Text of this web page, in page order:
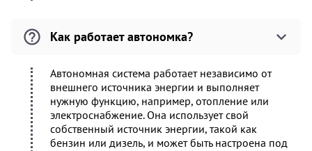
Как работает автономка?
Автономная система работает независимо от
внешнего источника энергии и выполняет
нужную функцию, например, отопление или
электроснабжение. Она использует свой
собственный источник энергии, такой как
бензин или дизель, и может быть настроена под